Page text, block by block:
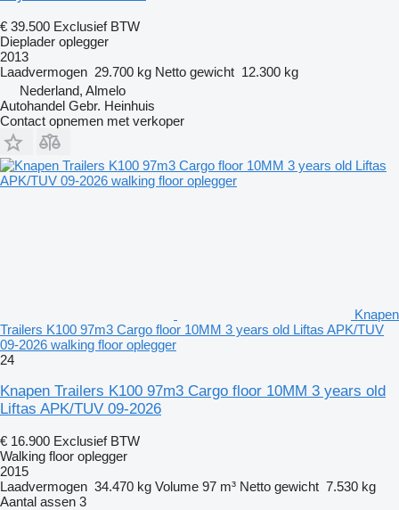
€ 39.500 Exclusief BTW
Dieplader oplegger
2013
Laadvermogen 29.700 kg Netto gewicht 12.300 kg
Nederland, Almelo
Autohandel Gebr. Heinhuis
Contact opnemen met verkoper
Knapen
Trailers K100 97m3 Cargo floor 10MM 3 years old Liftas APK/TUV
09-2026 walking floor oplegger
24
Knapen Trailers K100 97m3 Cargo floor 10MM 3 years old
Liftas APK/TUV 09-2026
€ 16.900 Exclusief BTW
Walking floor oplegger
2015
Laadvermogen 34.470 kg Volume 97 m³ Netto gewicht 7.530 kg
Aantal assen 3